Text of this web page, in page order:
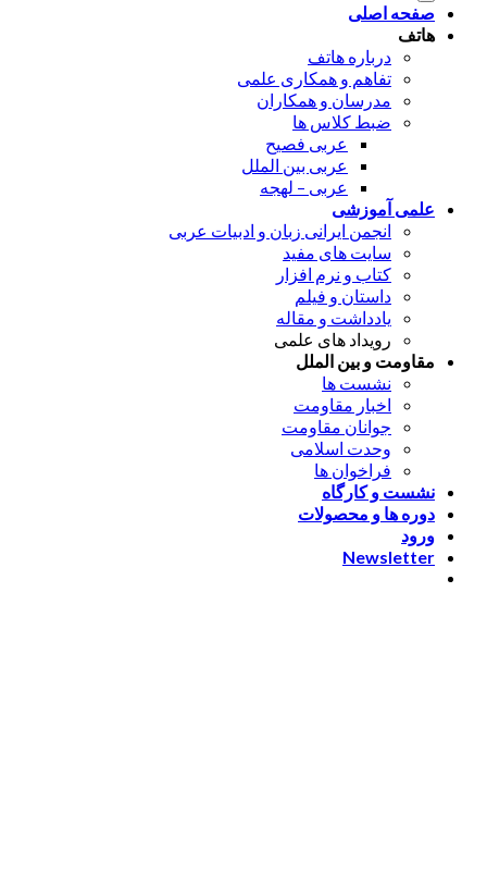
صفحه اصلی
هاتف
درباره هاتف
تفاهم و همکاری علمی
مدرسان و همکاران
ضبط کلاس ها
عربی فصیح
عربی بین الملل
عربی – لهجه
علمی آموزشی
انجمن ایرانی زبان و ادبیات عربی
سایت های مفید
کتاب و نرم افزار
داستان و فیلم
یادداشت و مقاله
رویداد های علمی
مقاومت و بین الملل
نشست ها
اخبار مقاومت
جوانان مقاومت
وحدت اسلامی
فراخوان ها
نشست و کارگاه
دوره ها و محصولات
ورود
Newsletter